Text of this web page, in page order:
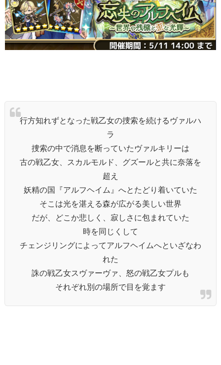
行方知れずとなった戦乙女の捜索を続けるヴァルハ
ラ
捜索の中で消息を断っていたヴァルキリーは
古の戦乙女、スカルモルド、グズールと共に奈落を
超え
妖精の国『アルフヘイム』へとたどり着いていた
そこは光を湛える森が広がる美しい世界
だが、どこか悲しく、寂しさに包まれていた
時を同じくして
チェンジリングによってアルフヘイムへといざなわ
れた
誅の戦乙女スヴァーヴァ、怒の戦乙女プルも
それぞれ別の場所で目を覚ます